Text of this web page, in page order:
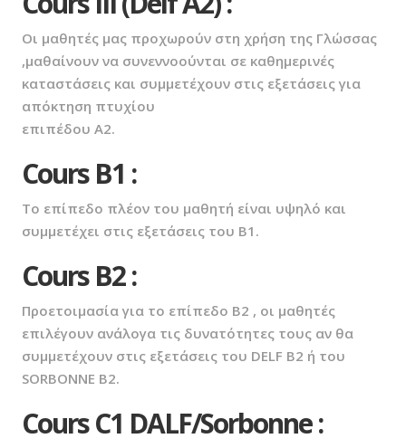
Οι μαθητές μας προχωρούν στη χρήση της Γλώσσας
,μαθαίνουν να συνεννοούνται σε καθημερινές
καταστάσεις και συμμετέχουν στις εξετάσεις για
απόκτηση πτυχίου
επιπέδου Α2.
Cours B1 :
Το επίπεδο πλέον του μαθητή είναι υψηλό και
συμμετέχει στις εξετάσεις του Β1.
Cours B2 :
Προετοιμασία για το επίπεδο Β2 , οι μαθητές
επιλέγουν ανάλογα τις δυνατότητες τους αν θα
συμμετέχουν στις εξετάσεις του DELF B2 ή του
SORBONNE B2.
Cours C1 DALF/Sorbonne :